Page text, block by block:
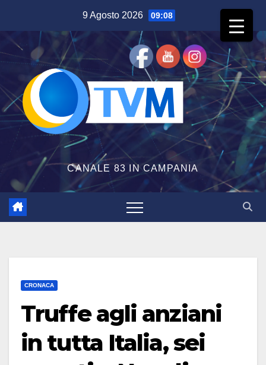
contenuto
9 Agosto 2026 09:08
CANALE 83 IN CAMPANIA
CRONACA
Truffe agli anziani
in tutta Italia, sei